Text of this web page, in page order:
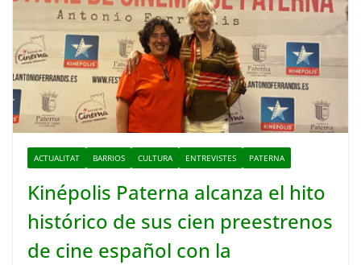
ACTUALITAT BARRIOS CULTURA ENTREVISTES PATERNA
Kinépolis Paterna alcanza el hito
histórico de sus cien preestrenos
de cine español con la